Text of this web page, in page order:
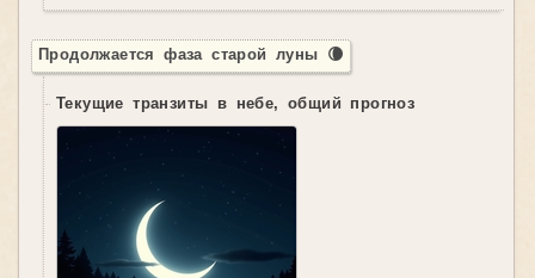
Продолжается фаза старой луны 🌘
Текущие транзиты в небе, общий прогноз